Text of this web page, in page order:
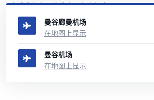
查看我们在曼谷的主要租车地点
曼谷廊曼机场
在地图上显示
曼谷机场
在地图上显示